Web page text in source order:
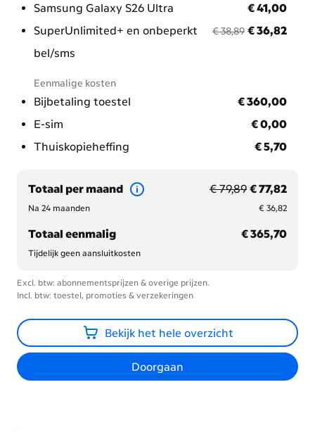
Samsung Galaxy S26 Ultra € 41,00
€ 41,00
SuperUnlimited+ en onbeperkt
bel/sms
voorheen € 38,89
€ 38,89
nu met korting €
€ 36,82
Eenmalige kosten
Bijbetaling toestel € 360,00
€ 360,00
E-sim
€ 0,00
€ 0,00
Thuiskopieheffing
€ 5,70
€ 5,70
Totaal per maand voorheen € 79,89
€ 79,89
nu met korting €
€ 77,82
Na 24 maanden € 36,82
€ 36,82
Totaal eenmalig € 365,70
€ 365,70
Tijdelijk geen aansluitkosten
Excl. btw: abonnementsprijzen & overige prijzen.
Incl. btw: toestel, promoties & verzekeringen
Bekijk het hele overzicht
Doorgaan